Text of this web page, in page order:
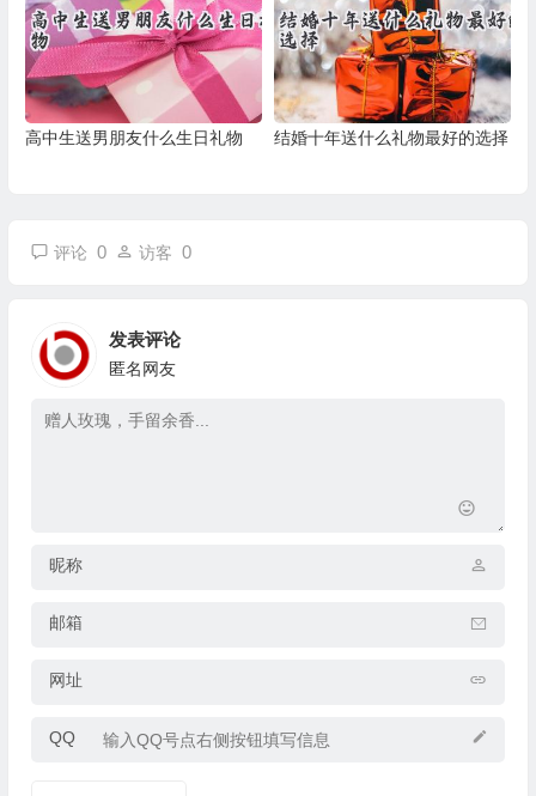
高中生送男朋友什么生日礼物 结婚十年送什么礼物最好的选择
评论 0 访客 0
发表评论
匿名网友
昵称
邮箱
网址
QQ